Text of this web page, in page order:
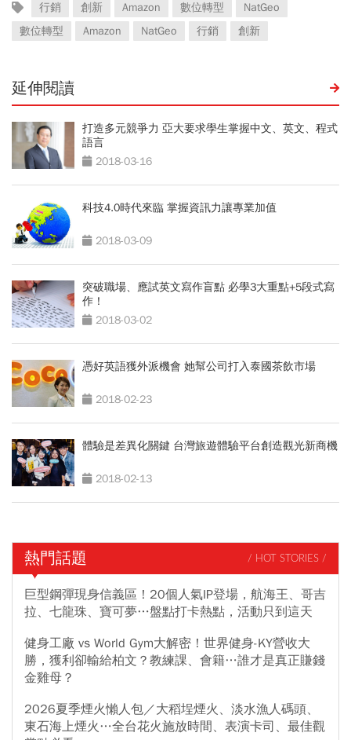
行銷 創新 Amazon 數位轉型
NatGeo
數位轉型
Amazon NatGeo 行銷 創新
延伸閱讀
打造多元競爭力 亞大要求學生掌握中文、英文、程式
語言
2018-03-16
科技4.0時代來臨 掌握資訊力讓專業加值
2018-03-09
突破職場、應試英文寫作盲點 必學3大重點+5段式寫
作！
2018-03-02
憑好英語獲外派機會 她幫公司打入泰國茶飲市場
2018-02-23
體驗是差異化關鍵 台灣旅遊體驗平台創造觀光新商機
2018-02-13
熱門話題 / HOT STORIES /
巨型鋼彈現身信義區！20個人氣IP登場，航海王、哥吉
拉、七龍珠、寶可夢…盤點打卡熱點，活動只到這天
健身工廠 vs World Gym大解密！世界健身-KY營收大
勝，獲利卻輸給柏文？教練課、會籍…誰才是真正賺錢
金雞母？
2026夏季煙火懶人包／大稻埕煙火、淡水漁人碼頭、
東石海上煙火…全台花火施放時間、表演卡司、最佳觀